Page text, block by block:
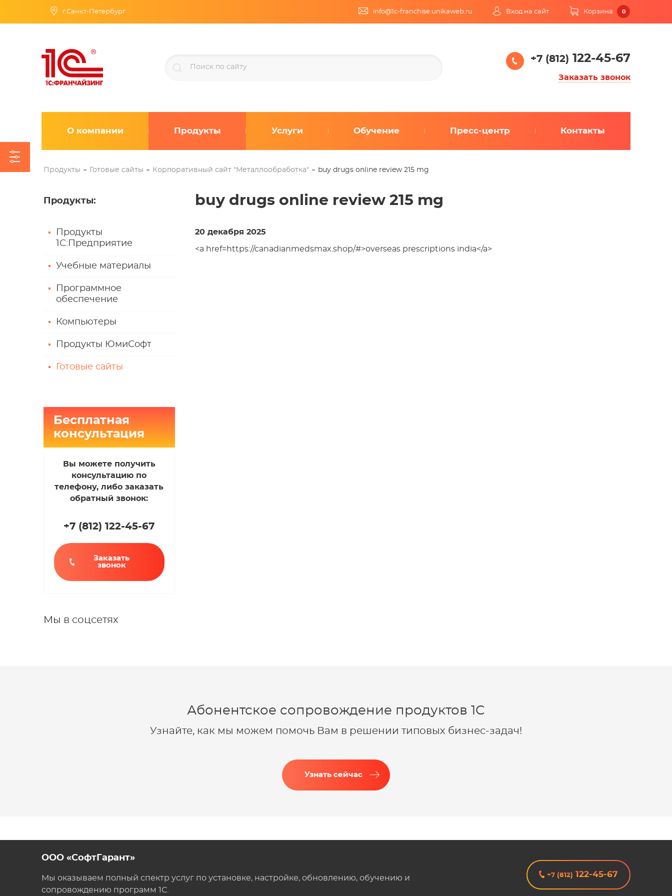
г.Санкт-Петербург info@1c-franchise.unikaweb.ru Вход на сайт Корзина 0
+7 (812) 122-45-67
Заказать звонок
О компании Продукты Услуги Обучение Пресс-центр Контакты
Продукты Готовые сайты Корпоративный сайт "Металлообработка" buy drugs online review 215 mg
Продукты:
Продукты
1С:Предприятие
Учебные материалы
Программное
обеспечение
Компьютеры
Продукты ЮмиСофт
Готовые сайты
Бесплатная
консультация
Вы можете получить
консультацию по
телефону, либо заказать
обратный звонок:
+7 (812)122-45-67
Заказать
звонок
Мы в соцсетях
buy drugs online review 215 mg
20 декабря 2025
<a href=https://canadianmedsmax.shop/#>overseas prescriptions india</a>
Абонентское сопровождение продуктов 1C
Узнайте, как мы можем помочь Вам в решении типовых бизнес-задач!
Узнать сейчас
ООО «СофтГарант»
Мы оказываем полный спектр услуг по установке, настройке, обновлению, обучению и
сопровождению программ 1С.
+7 (812) 122-45-67